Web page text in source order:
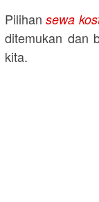
Pilihansewa
ditemukan dan
kita.